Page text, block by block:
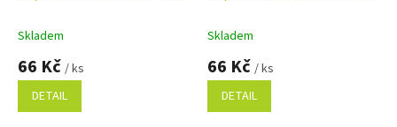
Skladem
66 Kč / ks
DETAIL
Skladem
66 Kč / ks
DETAIL